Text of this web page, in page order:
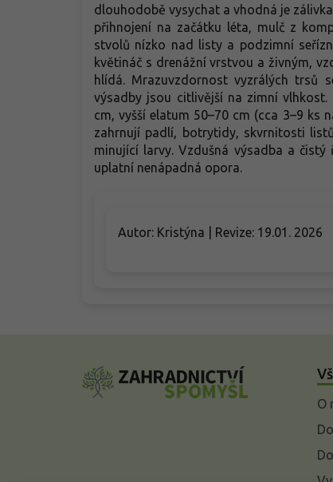
dlouhodobě vysychat a vhodná je
přihnojení na začátku léta, mulč z
stvolů nízko nad listy a podzimní
květináč s drenážní vrstvou a živným,
hlídá. Mrazuvzdornost vyzrálých trsů
výsadby jsou citlivější na zimní
cm, vyšší elatum 50–70 cm (cca 3–9 ks
zahrnují padlí, botrytidy, skvrnitosti
minující larvy. Vzdušná výsadba a
uplatní nenápadná opora.
Autor: Kristýna | Revize: 19.01. 2026
O